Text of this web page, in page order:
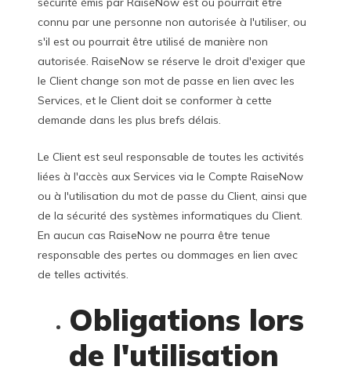
connu par une personne non autorisée à l'utiliser, ou
s'il est ou pourrait être utilisé de manière non
autorisée. RaiseNow se réserve le droit d'exiger que
le Client change son mot de passe en lien avec les
Services, et le Client doit se conformer à cette
demande dans les plus brefs délais.
Le Client est seul responsable de toutes les activités
liées à l'accès aux Services via le Compte RaiseNow
ou à l'utilisation du mot de passe du Client, ainsi que
de la sécurité des systèmes informatiques du Client.
En aucun cas RaiseNow ne pourra être tenue
responsable des pertes ou dommages en lien avec
de telles activités.
Obligations lors
de l'utilisation